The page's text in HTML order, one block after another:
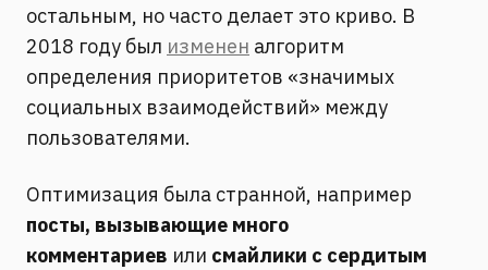
остальным, но часто делает это криво. В
2018 году был изменен алгоритм
определения приоритетов «значимых
социальных взаимодействий» между
пользователями.
Оптимизация была странной, например
посты, вызывающие много
комментариев или смайлики с сердитым